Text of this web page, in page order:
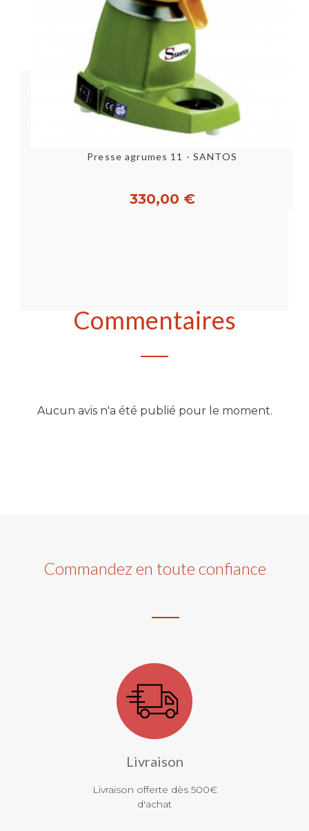
Presse agrumes 11 - SANTOS
330,00 €
Commentaires
Aucun avis n'a été publié pour le moment.
Commandez en toute confiance
Livraison
Livraison offerte dès 500€
d'achat